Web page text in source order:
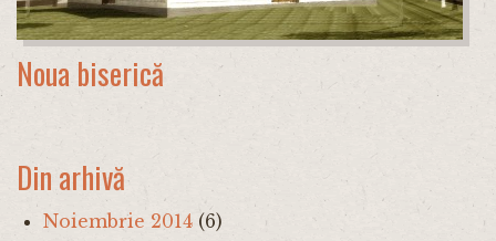
Noua biserică
Din arhivă
Noiembrie 2014 (6)